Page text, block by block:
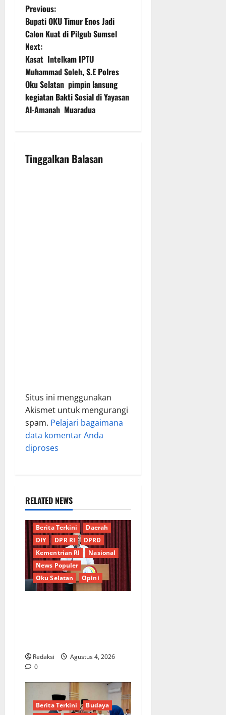
P
o
s
t
n
a
i
Previous:
Bupati OKU Timur Enos Jadi
Calon Kuat di Pilgub Sumsel
Next:
Kasat Intelkam IPTU
Muhammad Soleh, S.E Polres
Oku Selatan pimpin lansung
kegiatan Bakti Sosial di Yayasan
Al-Amanah Muaradua
Tinggalkan Balasan
Situs ini menggunakan
Akismet untuk mengurangi
spam. Pelajari bagaimana
data komentar Anda
diproses
RELATED NEWS
Berita Terkini
Daerah
DIY
DPR RI
DPRD
Kementrian RI
Nasional
News Populer
Oku Selatan
Opini
Redaksi
Agustus 4, 2026
0
Berita Terkini
Budaya